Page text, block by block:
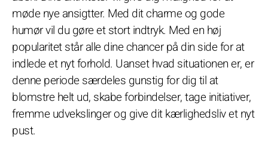
møde nye ansigtter. Med dit charme og gode
humør vil du gøre et stort indtryk. Med en høj
popularitet står alle dine chancer på din side for at
indlede et nyt forhold. Uanset hvad situationen er, er
denne periode særdeles gunstig for dig til at
blomstre helt ud, skabe forbindelser, tage initiativer,
fremme udvekslinger og give dit kærlighedsliv et nyt
pust.